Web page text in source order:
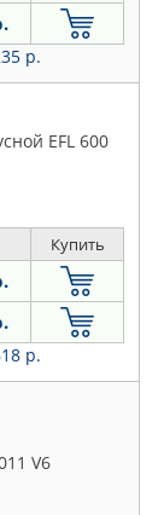
р.
EFL 600
Купить
р.
V6